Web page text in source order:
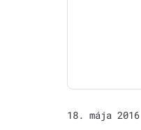
18. mája 2016